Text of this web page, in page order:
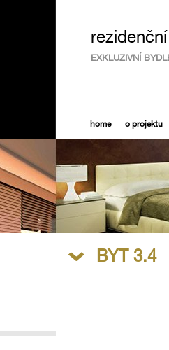
EXKLUZIVNÍ
home o projektu
BYT 3.4